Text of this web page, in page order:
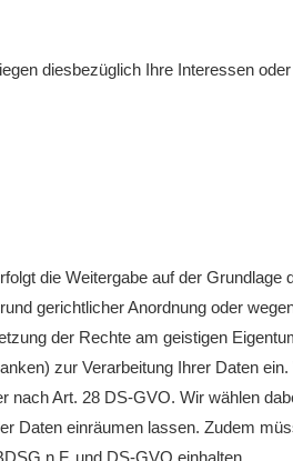
diesbezüglich Ihre Interessen
die Weitergabe auf der Grundlage
gerichtlicher Anordnung oder
der Rechte am geistigen
zur Verarbeitung Ihrer Daten
nach Art. 28 DS-GVO. Wir wählen
Daten einräumen lassen. Zudem
n.F. und DS-GVO einhalten